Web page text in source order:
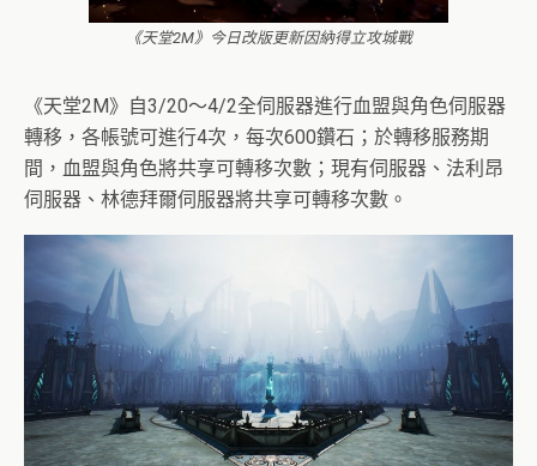
《天堂2M》今日改版更新因納得立攻城戰
《天堂2M》自3/20～4/2全伺服器進行血盟與角色伺服器
轉移，各帳號可進行4次，每次600鑽石；於轉移服務期
間，血盟與角色將共享可轉移次數；現有伺服器、法利昂
伺服器、林德拜爾伺服器將共享可轉移次數。